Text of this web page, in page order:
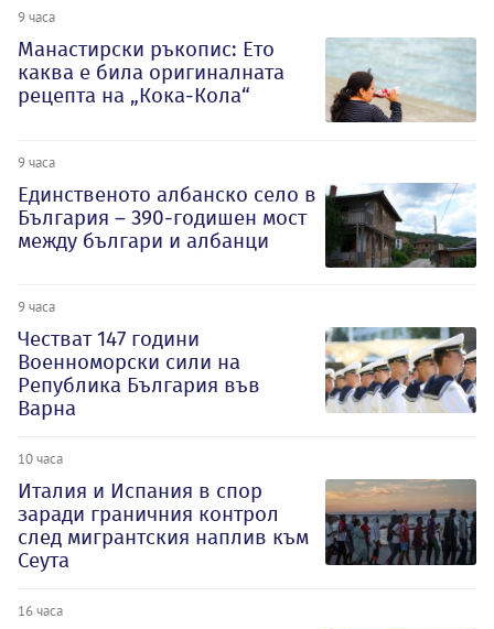
9 часа
Манастирски ръкопис: Ето
каква е била оригиналната
рецепта на „Кока-Кола“
9 часа
Единственото албанско село в
България – 390-годишен мост
между българи и албанци
9 часа
Честват 147 години
Военноморски сили на
Република България във
Варна
10 часа
Италия и Испания в спор
заради граничния контрол
след мигрантския наплив към
Сеута
16 часа